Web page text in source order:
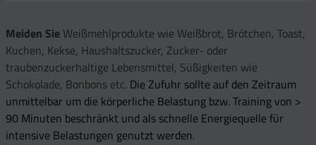
Meiden Sie Weißmehlprodukte wie Weißbrot, Brötchen, Toast,
Kuchen, Kekse, Haushaltszucker, Zucker- oder
traubenzuckerhaltige Lebensmittel, Süßigkeiten wie
Schokolade, Bonbons etc. Die Zufuhr sollte auf den Zeitraum
unmittelbar um die körperliche Belastung bzw. Training von >
90 Minuten beschränkt und als schnelle Energiequelle für
intensive Belastungen genutzt werden.